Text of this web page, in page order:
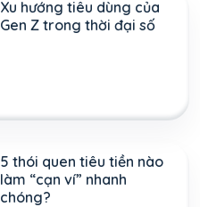
Xu hướng tiêu dùng của
Gen Z trong thời đại số
5 thói quen tiêu tiền nào
làm “cạn ví” nhanh
chóng?